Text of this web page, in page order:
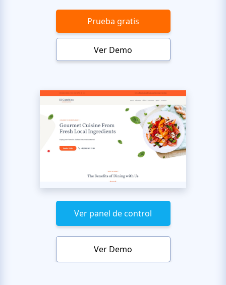
Prueba gratis
Ver Demo
Ver panel de control
Ver Demo